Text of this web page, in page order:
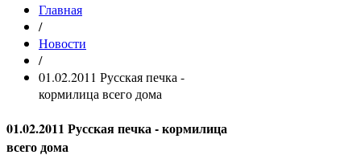
Главная
/
Новости
/
01.02.2011 Русская печка -
кормилица всего дома
01.02.2011 Русская печка - кормилица
всего дома